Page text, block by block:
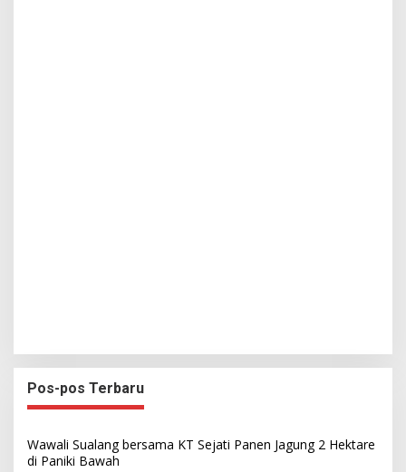
Pos-pos Terbaru
Wawali Sualang bersama KT Sejati Panen Jagung 2 Hektare
di Paniki Bawah